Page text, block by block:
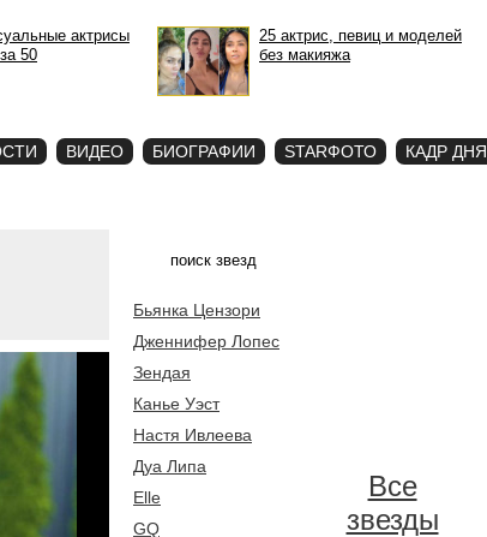
актрисы
50
25 актрис, певиц и моделей
без макияжа
ВИДЕО БИОГРАФИИ STARФОТО КАДР ДНЯ
Бьянка Цензори
Дженнифер Лопес
Зендая
Канье Уэст
Настя Ивлеева
Дуа Липа
Elle
GQ
Все
звезды